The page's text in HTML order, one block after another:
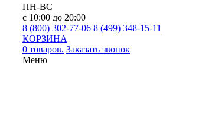
ПН-ВС
с 10:00 до 20:00
8 (800) 302-77-06 8 (499) 348-15-11
КОРЗИНА
0 товаров. Заказать звонок
Меню